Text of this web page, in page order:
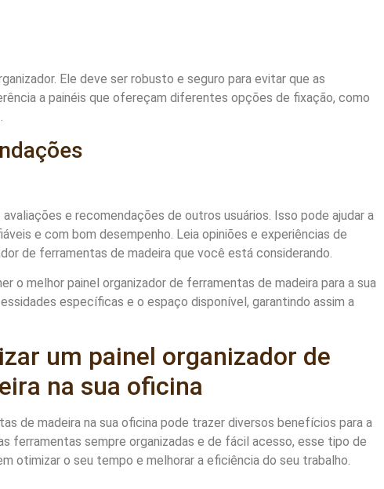
Ele deve ser robusto e seguro para evitar que as
a painéis que ofereçam diferentes opções de fixação, como
e recomendações de outros usuários. Isso pode ajudar a
e com bom desempenho. Leia opiniões e experiências de
de ferramentas de madeira que você está considerando.
o melhor painel organizador de ferramentas de madeira para a sua
específicas e o espaço disponível, garantindo assim a
um painel organizador de
na sua oficina
de madeira na sua oficina pode trazer diversos benefícios para a
ferramentas sempre organizadas e de fácil acesso, esse tipo de
otimizar o seu tempo e melhorar a eficiência do seu trabalho.